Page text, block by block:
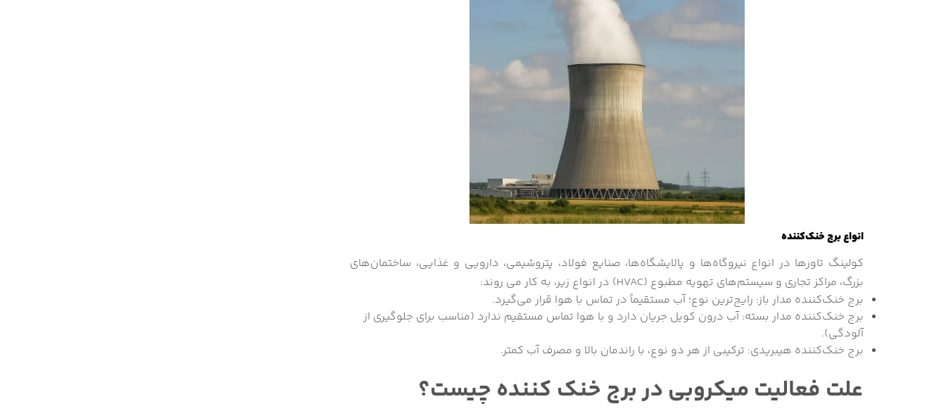
انواع برج خنک‌کننده
کولینگ تاورها در انواع نیروگاه‌ها و پالایشگاه‌ها، صنایع فولاد، پتروشیمی، دارویی و غذایی، ساختمان‌های
بزرگ، مراکز تجاری و سیستم‌های تهویه مطبوع (HVAC) در انواع زیر، به کار می روند:
برج خنک‌کننده مدار باز: رایج‌ترین نوع؛ آب مستقیماً در تماس با هوا قرار می‌گیرد.
برج خنک‌کننده مدار بسته: آب درون کویل جریان دارد و با هوا تماس مستقیم ندارد (مناسب برای جلوگیری از
آلودگی).
برج خنک‌کننده هیبریدی: ترکیبی از هر دو نوع، با راندمان بالا و مصرف آب کمتر.
علت فعالیت میکروبی در برج خنک کننده چیست؟